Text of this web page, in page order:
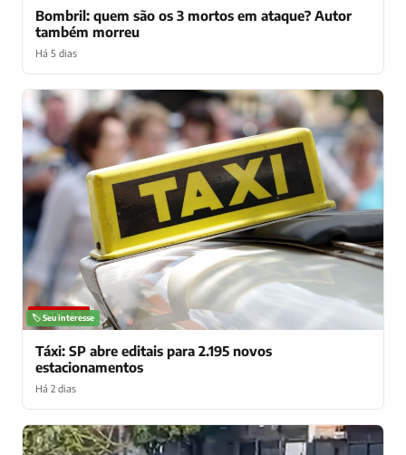
Bombril: quem são os 3 mortos em ataque? Autor
também morreu
Há 5 dias
NOTÍCIAS
🏷️ Seu interesse
Táxi: SP abre editais para 2.195 novos
estacionamentos
Há 2 dias